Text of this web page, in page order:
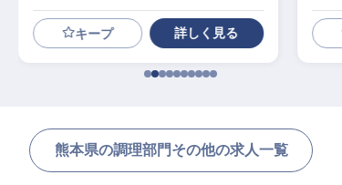
）
キープ 詳しく見る
リ
熊本県の調理部門その他の求人一覧